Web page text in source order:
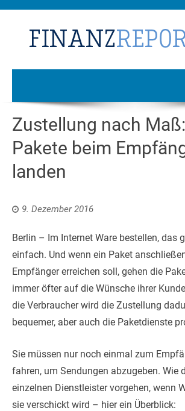
Zustellung nach
Pakete beim
landen
9. Dezember 2016
Berlin – Im Internet Ware bestellen, das
einfach. Und wenn ein Paket
Empfänger erreichen soll, gehen die
immer öfter auf die Wünsche ihrer
die Verbraucher wird die Zustellung
bequemer, aber auch die Paketdienste
Sie müssen nur noch einmal zum
fahren, um Sendungen abzugeben. Wie
einzelnen Dienstleister vorgehen, wenn
sie verschickt wird – hier ein Überblick: